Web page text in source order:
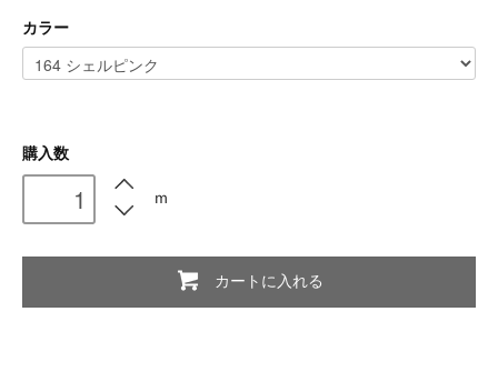
カラー
購入数
ｍ
カートに入れる